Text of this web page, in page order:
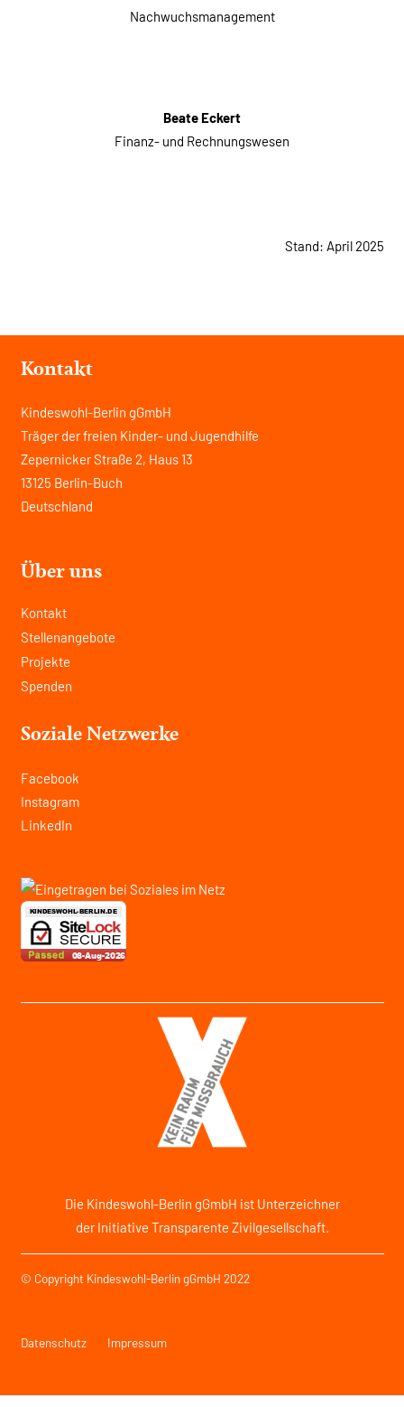
Nachwuchsmanagement
Beate Eckert
Finanz- und Rechnungswesen
Stand: April 2025
Kontakt
Kindeswohl-Berlin gGmbH
Träger der freien Kinder- und Jugendhilfe
Zepernicker Straße 2, Haus 13
13125 Berlin-Buch
Deutschland
Über uns
Kontakt
Stellenangebote
Projekte
Spenden
Soziale Netzwerke
Facebook
Instagram
LinkedIn
Die Kindeswohl-Berlin gGmbH ist Unterzeichner
der Initiative Transparente Zivilgesellschaft.
© Copyright Kindeswohl-Berlin gGmbH 2022
Datenschutz Impressum